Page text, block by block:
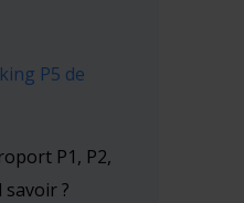
P5 de
P1, P2,
?